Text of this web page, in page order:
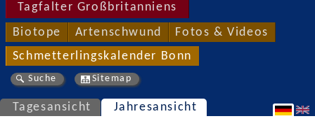
Tagfalter Großbritanniens
Biotope Artenschwund Fotos & Videos
Schmetterlingskalender Bonn
Suche Sitemap
Tagesansicht Jahresansicht